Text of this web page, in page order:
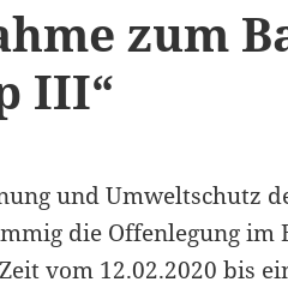
zum
III“
und Umweltschutz
die Offenlegung
vom 12.02.2020 bis